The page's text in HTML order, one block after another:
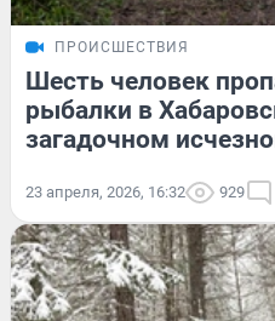
ПРОИСШЕСТВИЯ
Шесть человек
рыбалки в
загадочном
23 апреля, 2026, 16:32 929